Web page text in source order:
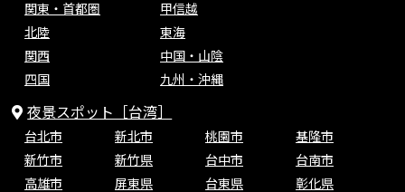
関東・首都圏
甲信越
北陸
東海
関西
中国・山陰
四国
九州・沖縄
夜景スポット［台湾］
台北市 新北市 桃園市
基隆市
新竹市
新竹県 台中市
台南市
高雄市
屏東県 台東県
彰化県